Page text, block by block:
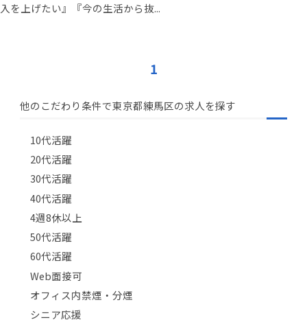
入を上げたい』『今の生活から抜...
1
他のこだわり条件で東京都練馬区の求人を探す
10代活躍
20代活躍
30代活躍
40代活躍
4週8休以上
50代活躍
60代活躍
Web面接可
オフィス内禁煙・分煙
シニア応援